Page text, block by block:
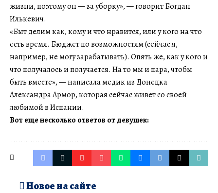
жизни, поэтому он — за уборку», — говорит Богдан
Илькевич.
«Быт делим как, кому и что нравится, или у кого на что
есть время. Бюджет по возможностям (сейчас я,
например, не могу зарабатывать). Опять же, как у кого и
что получалось и получается. На то мы и пара, чтобы
быть вместе», — написала медик из Донецка
Александра Армор, которая сейчас живет со своей
любимой в Испании.
Вот еще несколько ответов от девушек:
Новое на сайте